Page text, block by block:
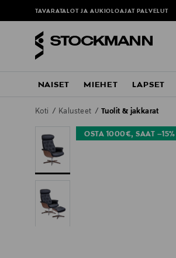
TAVARATALOT JA AUKIOLOAJAT PALVELUT
NAISET MIEHET LAPSET
Koti Kalusteet Tuolit & jakkarat
OSTA 1000€, SAAT –15%